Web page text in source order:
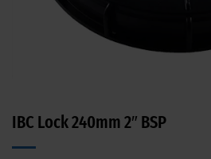
IBC Lock 240mm 2″ BSP